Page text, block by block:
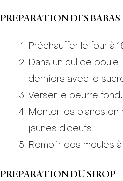
PREPARATION DES BABAS
Préchauffer le four à
Dans un cul de
derniers avec le
Verser le beurre
Monter les blancs
jaunes d'oeufs.
Remplir des moules
PREPARATION DU SIROP